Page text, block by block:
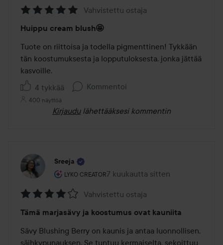
5
/
5
Vahvistettu ostaja
Huippu cream blush🤩
Tuote on riittoisa ja todella pigmenttinen! Tykkään
tän koostumuksesta ja lopputuloksesta, jonka jättää
kasvoille.
4 tykkää
Kommentoi
400 näyttöä
Kirjaudu lähettääksesi kommentin
Sreeja
LYKO CREATOR
Käyttäjän rooli: Lyko Creator.
7 kuukautta sitten
Viesti luotiin 7 kuukautta sitten
4
/
5
Vahvistettu ostaja
Tämä marjasävy ja koostumus ovat kauniita
Sävy Blushing Berry on kaunis ja antaa luonnollisen,
säihkypunauksen. Se tuntuu kermaiselta, sekoittuu